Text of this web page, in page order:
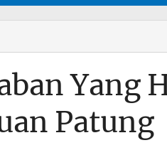
Yang
Patung